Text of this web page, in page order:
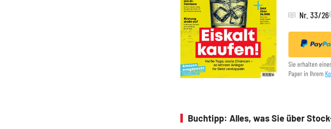
Nr. 33/26
Sie erhalten
Paper in Ihrem
Buchtipp: Alles, was Sie über